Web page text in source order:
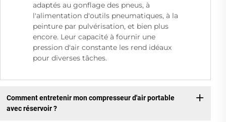
adaptés au gonflage des pneus, à
l'alimentation d'outils pneumatiques, à la
peinture par pulvérisation, et bien plus
encore. Leur capacité à fournir une
pression d'air constante les rend idéaux
pour diverses tâches.
Comment entretenir mon compresseur d'air portable
avec réservoir ?